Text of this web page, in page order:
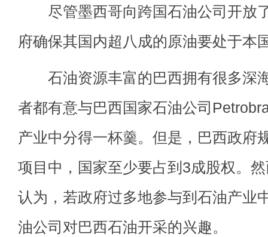
尽管墨西哥向跨国石油公司开放
府确保其国内超八成的原油要处于本
石油资源丰富的巴西拥有很多深
者都有意与巴西国家石油公司
产业中分得一杯羹。但是，巴西政府
项目中，国家至少要占到3成股权。
认为，若政府过多地参与到石油产业
油公司对巴西石油开采的兴趣。